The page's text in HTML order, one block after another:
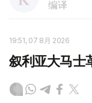
编译
19:51, 07 8月 2026
叙利亚大马士